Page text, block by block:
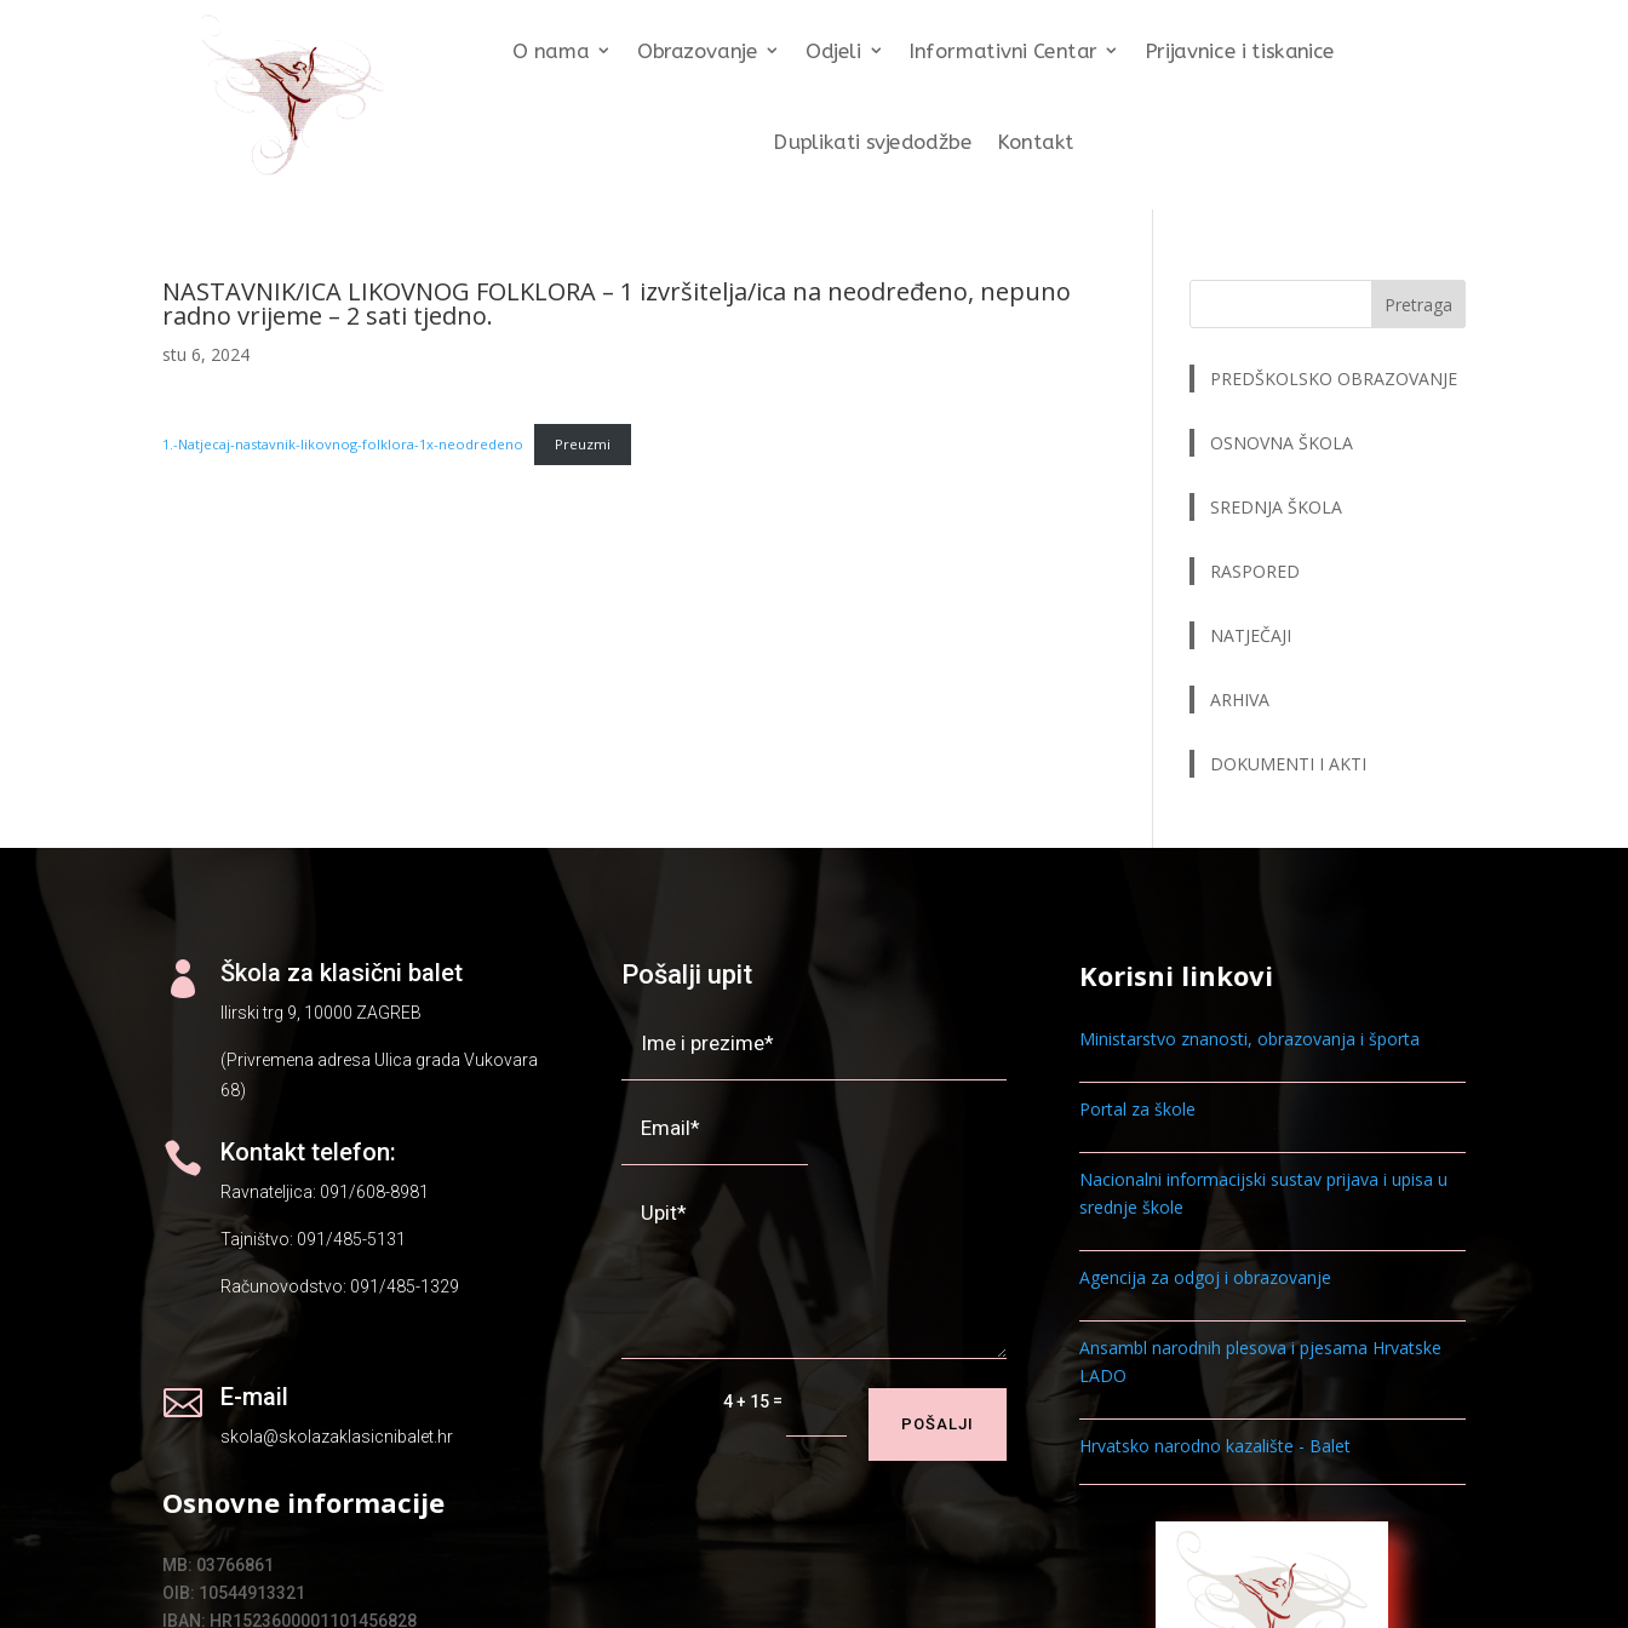
O nama Obrazovanje Odjeli Informativni Centar Prijavnice i tiskanice
Duplikati svjedodžbe Kontakt
NASTAVNIK/ICA LIKOVNOG FOLKLORA – 1 izvršitelja/ica na neodređeno, nepuno
radno vrijeme – 2 sati tjedno.
stu 6, 2024
1.-Natjecaj-nastavnik-likovnog-folklora-1x-neodredeno Preuzmi
Pretraga
PREDŠKOLSKO OBRAZOVANJE
OSNOVNA ŠKOLA
SREDNJA ŠKOLA
RASPORED
NATJEČAJI
ARHIVA
DOKUMENTI I AKTI
 Škola za klasični balet
Ilirski trg 9, 10000 ZAGREB
(Privremena adresa Ulica grada Vukovara
68)
 Kontakt telefon:
Ravnateljica: 091/608-8981
Tajništvo: 091/485-5131
Računovodstvo: 091/485-1329
 E-mail
skola@skolazaklasicnibalet.hr
Osnovne informacije
MB: 03766861
OIB: 10544913321
IBAN: HR1523600001101456828
Pošalji upit
4 + 15 =
POŠALJI
Korisni linkovi
Ministarstvo znanosti, obrazovanja i športa
Portal za škole
Nacionalni informacijski sustav prijava i upisa u
srednje škole
Agencija za odgoj i obrazovanje
Ansambl narodnih plesova i pjesama Hrvatske
LADO
Hrvatsko narodno kazalište - Balet